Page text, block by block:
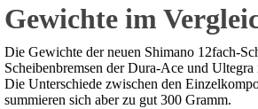
Gewichte im
Die Gewichte der neuen Shimano 12fach-
Scheibenbremsen der Dura-Ace und
Die Unterschiede zwischen den
summieren sich aber zu gut 300 Gramm.